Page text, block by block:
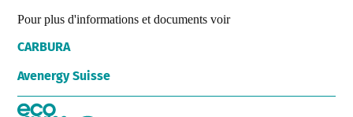
Pour plus d'informations et documents voir
CARBURA
Avenergy Suisse